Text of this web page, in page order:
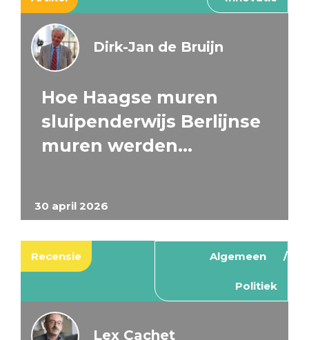
30 april 2026
Dirk-Jan de Bruijn
Hoe Haagse muren
sluipenderwijs Berlijnse
muren werden…
Recensie Algemeen
Politiek
Lex Cachet